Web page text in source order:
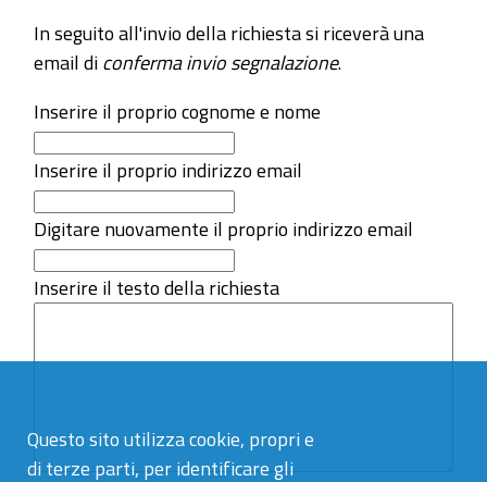
Questo sito utilizza cookie, propri e
di terze parti, per identificare gli
In seguito all'invio della richiesta si riceverà una
email diconferma invio segnalazione.
Inserire il proprio cognome e nome
Inserire il proprio indirizzo email
Digitare nuovamente il proprio indirizzo email
Inserire il testo della richiesta